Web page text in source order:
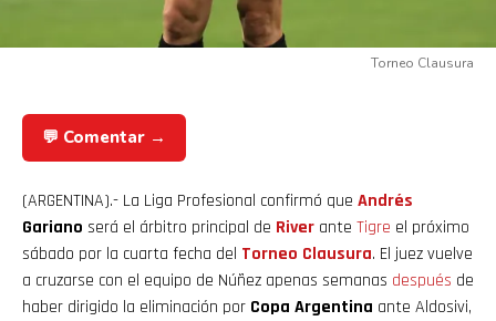
Torneo Clausura
💬 Comentar →
(ARGENTINA).- La Liga Profesional confirmó que Andrés
Gariano será el árbitro principal de River ante Tigre el próximo
sábado por la cuarta fecha del Torneo Clausura. El juez vuelve
a cruzarse con el equipo de Núñez apenas semanas después de
haber dirigido la eliminación por Copa Argentina ante Aldosivi,